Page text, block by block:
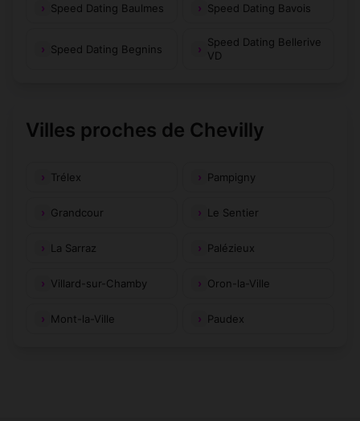
Speed Dating Baulmes Speed Dating Bavois
Speed Dating Begnins
Speed Dating Bellerive
VD
Villes proches de Chevilly
Trélex Pampigny
Grandcour Le Sentier
La Sarraz Palézieux
Villard-sur-Chamby Oron-la-Ville
Mont-la-Ville Paudex